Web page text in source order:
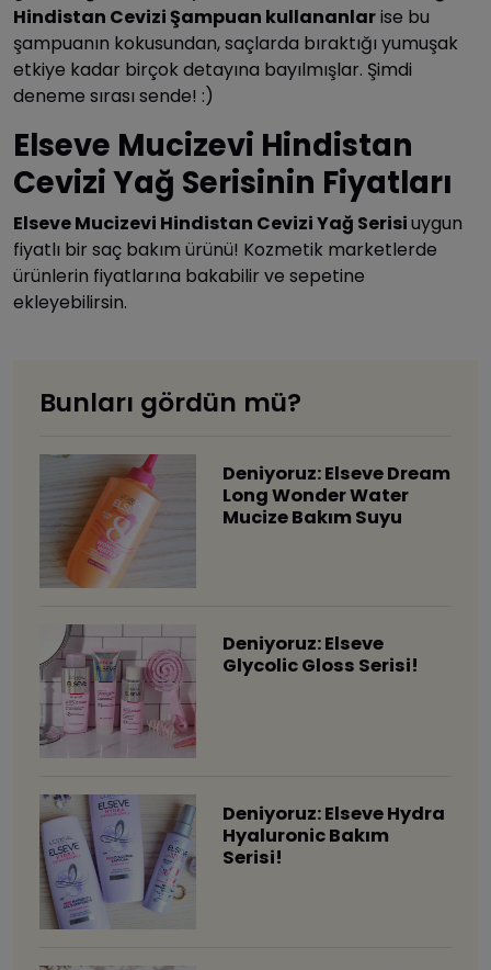
Hindistan Cevizi Şampuan kullananlarise bu
şampuanın kokusundan, saçlarda bıraktığı yumuşak
etkiye kadar birçok detayına bayılmışlar. Şimdi
deneme sırası sende! :)
Elseve Mucizevi Hindistan
Cevizi Yağ Serisinin Fiyatları
Elseve Mucizevi Hindistan Cevizi Yağ Serisiuygun
fiyatlı bir saç bakım ürünü! Kozmetik marketlerde
ürünlerin fiyatlarına bakabilir ve sepetine
ekleyebilirsin.
Bunları gördün mü?
Deniyoruz: Elseve Dream
Long Wonder Water
Mucize Bakım Suyu
Deniyoruz: Elseve
Glycolic Gloss Serisi!
Deniyoruz: Elseve Hydra
Hyaluronic Bakım
Serisi!